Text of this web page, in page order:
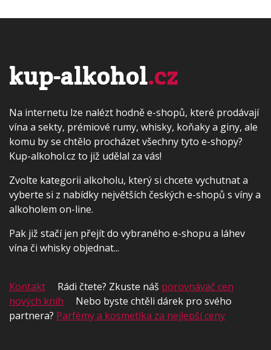
kup-alkohol.cz
Na internetu lze nalézt hodně e-shopů, které prodávají
vína a sekty, prémiové rumy, whisky, koňaky a giny, ale
komu by se chtělo procházet všechny tyto e-shopy?
Kup-alkohol.cz to již udělal za vás!
Zvolte kategorii alkoholu, který si chcete vychutnat a
vyberte si z nabídky největších českých e-shopů s víny a
alkoholem on-line.
Pak již stačí jen přejít do vybraného e-shopu a láhev
vína či whisky objednat...
Kontakt Rádi čtete? Zkuste náš porovnávač cen
nových knih
Nebo byste chtěli dárek pro svého
partnera? Parfémy a kosmetika za nejlepší ceny